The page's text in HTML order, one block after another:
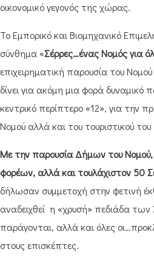
οικονομικό γεγονός της χώρας.
To Εμπορικό και Βιομηχανικό
σύνθημα «Σέρρες…ένας Νομός για
επιχειρηματική παρουσία του
δίνει για ακόμη μια φορά
κεντρικό περίπτερο «12», για την
Νομού αλλά και του τουριστικού
Με την παρουσία Δήμων του Νομού,
φορέων, αλλά και τουλάχιστον 50
δήλωσαν συμμετοχή στην φετινή
αναδειχθεί η «χρυσή» πεδιάδα
παράγονται, αλλά και όλες
στους επισκέπτες.